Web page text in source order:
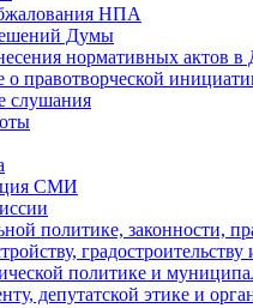
НПА
Думы
нормативных актов в
правотворческой
слушания
СМИ
политике, законности,
политике и
депутатской этике и